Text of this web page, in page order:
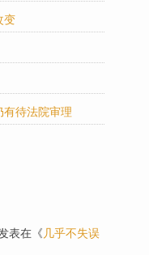
变
待法院审理
表在《 几乎不失误